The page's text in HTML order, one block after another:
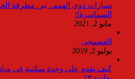
سيارات ذوى الهمم.. بين مطرقة
السماسرة!!
مايو 2, 2021
العضمجى
يوليو 2, 2019
كيف تقدم على وحدة سكنية فى